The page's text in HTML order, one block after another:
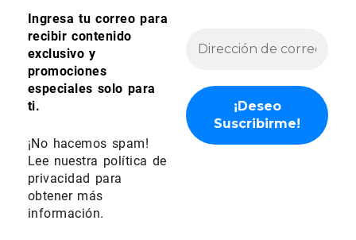
Ingresa tu correo para
recibir contenido
exclusivo y
promociones
especiales solo para
ti.
¡No hacemos spam!
Lee nuestra política de
privacidad para
obtener más
información.